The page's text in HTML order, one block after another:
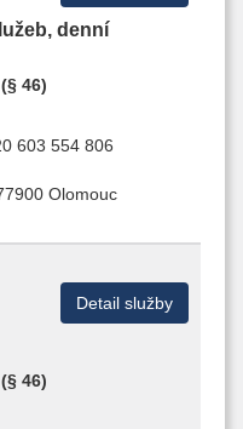
denní
46)
603 554 806
Olomouc
Detail služby
46)